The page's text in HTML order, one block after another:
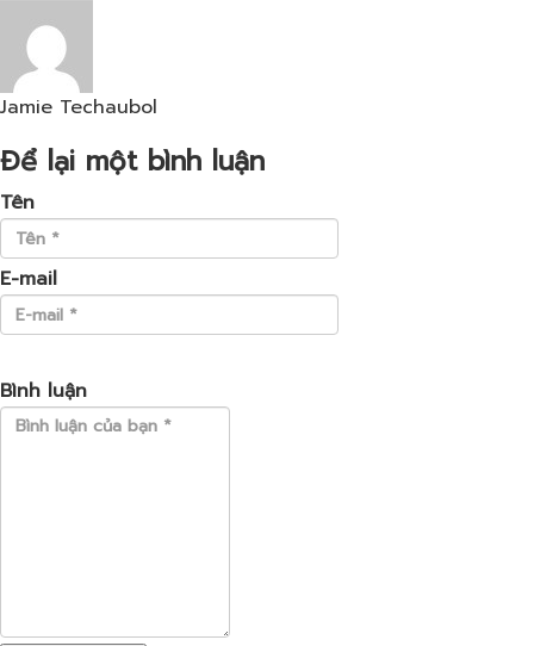
Jamie Techaubol
Để lại một bình luận
Tên
E-mail
Bình luận